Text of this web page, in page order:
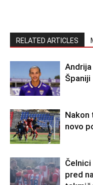
RELATED ARTICLES
Španiji
Nakon
novo
pred